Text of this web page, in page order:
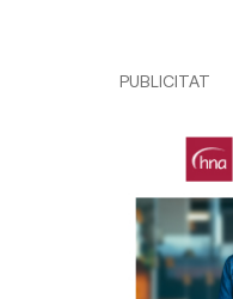
PUBLICITAT